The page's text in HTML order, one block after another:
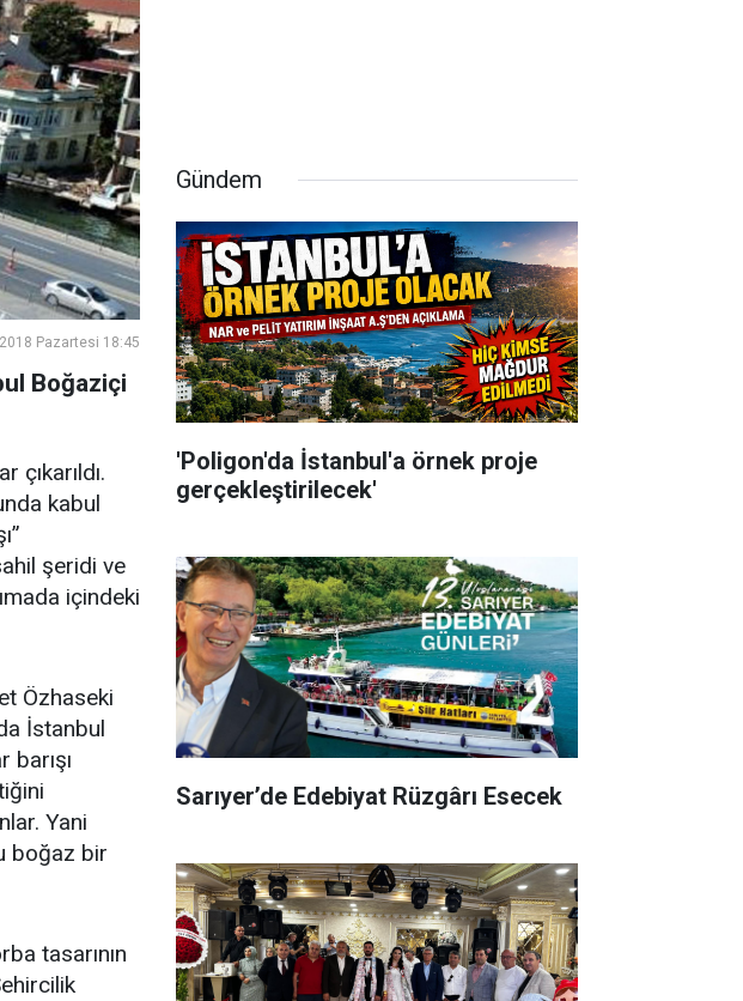
Pazartesi 18:45
Boğaziçi
çıkarıldı.
kabul
şeridi ve
içindeki
Özhaseki
İstanbul
barışı
Yani
boğaz bir
tasarının
Gündem
'Poligon'da İstanbul'a örnek proje
gerçekleştirilecek'
Sarıyer’de Edebiyat Rüzgârı Esecek